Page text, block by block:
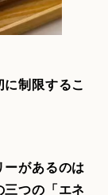
制限するこ
があるのは
つの「エネ